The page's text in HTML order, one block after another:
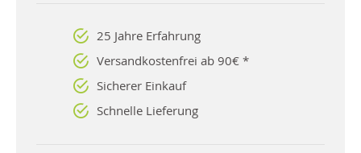
25 Jahre Erfahrung
Versandkostenfrei ab 90€ *
Sicherer Einkauf
Schnelle Lieferung